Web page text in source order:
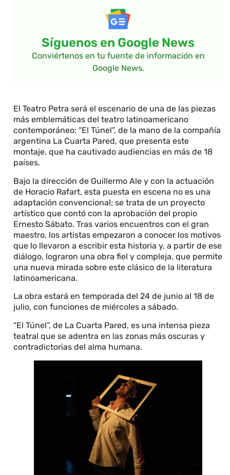
Síguenos en Google News
Conviértenos en tu fuente de información en
Google News.
El Teatro Petra será el escenario de una de las piezas
más emblemáticas del teatro latinoamericano
contemporáneo: “El Túnel”, de la mano de la compañía
argentina La Cuarta Pared, que presenta este
montaje, que ha cautivado audiencias en más de 18
países.
Bajo la dirección de Guillermo Ale y con la actuación
de Horacio Rafart, esta puesta en escena no es una
adaptación convencional; se trata de un proyecto
artístico que contó con la aprobación del propio
Ernesto Sábato. Tras varios encuentros con el gran
maestro, los artistas empezaron a conocer los motivos
que lo llevaron a escribir esta historia y, a partir de ese
diálogo, lograron una obra fiel y compleja, que permite
una nueva mirada sobre este clásico de la literatura
latinoamericana.
La obra estará en temporada del 24 de junio al 18 de
julio, con funciones de miércoles a sábado.
“El Túnel”, de La Cuarta Pared, es una intensa pieza
teatral que se adentra en las zonas más oscuras y
contradictorias del alma humana.